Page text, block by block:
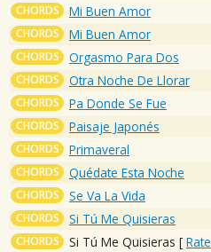
CHORDS Mi Buen Amor
CHORDS Mi Buen Amor
CHORDS Orgasmo Para Dos
CHORDS Otra Noche De Llorar
CHORDS Pa Donde Se Fue
CHORDS Paisaje Japonés
CHORDS Primaveral
CHORDS Quédate Esta Noche
CHORDS Se Va La Vida
CHORDS Si Tú Me Quisieras
CHORDS Si Tú Me Quisieras [ Rate